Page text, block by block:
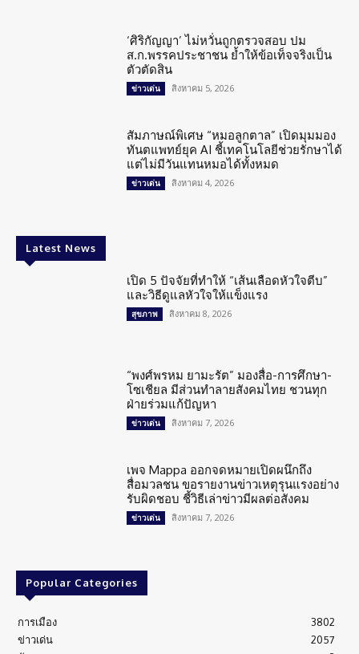
‘ศิริกัญญา’ ไม่หวั่นถูกตรวจสอบ ปม
ส.ก.พรรคประชาชน ย้ำให้ข้อเท็จจริงเป็น
ตัวตัดสิน
ข่าวเด่น สิงหาคม 5, 2026
สัมภาษณ์พิเศษ “หมอลูกตาล” เปิดมุมมอง
ทันตแพทย์ยุค AI ชี้เทคโนโลยีช่วยรักษาได้
แต่ไม่มีวันแทนหมอได้ทั้งหมด
ข่าวเด่น สิงหาคม 4, 2026
Latest News
เปิด 5 ปัจจัยที่ทำให้ “เส้นเลือดหัวใจตีบ”
และวิธีดูแลหัวใจให้แข็งแรง
สุขภาพ สิงหาคม 8, 2026
“พงศ์พรหม ยามะรัต” มองสื่อ-การศึกษา-
โซเชียล มีส่วนทำลายสังคมไทย ชวนทุก
ฝ่ายร่วมแก้ปัญหา
ข่าวเด่น สิงหาคม 7, 2026
เพจ Mappa ออกจดหมายเปิดผนึกถึง
สื่อมวลชน ขอรายงานข่าวเหตุรุนแรงอย่าง
รับผิดชอบ ชี้วิธีเล่าข่าวมีผลต่อสังคม
ข่าวเด่น สิงหาคม 7, 2026
Popular Categories
การเมือง
3802
ข่าวเด่น
2057